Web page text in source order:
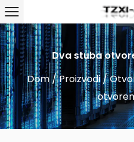
Dva stuba
Dom/Proizvodi/